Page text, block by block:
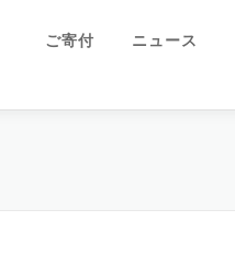
ご寄付 ニュース